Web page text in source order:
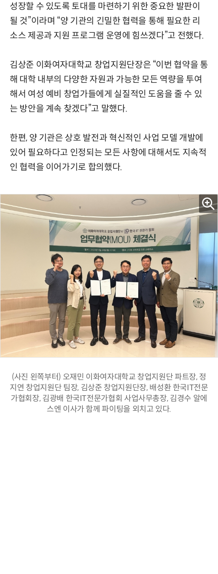
성장할 수 있도록 토대를 마련하기 위한 중요한 발판이
될 것”이라며 “양 기관의 긴밀한 협력을 통해 필요한 리
소스 제공과 지원 프로그램 운영에 힘쓰겠다”고 전했다.
김상준 이화여자대학교 창업지원단장은 “이번 협약을 통
해 대학 내부의 다양한 자원과 가능한 모든 역량을 투여
해서 여성 예비 창업가들에게 실질적인 도움을 줄 수 있
는 방안을 계속 찾겠다”고 말했다.
한편, 양 기관은 상호 발전과 혁신적인 사업 모델 개발에
있어 필요하다고 인정되는 모든 사항에 대해서도 지속적
인 협력을 이어가기로 합의했다.
(사진 왼쪽부터) 오재민 이화여자대학교 창업지원단 파트장, 정
지연 창업지원단 팀장, 김상준 창업지원단장, 배성환 한국IT전문
가협회장, 김광배 한국IT전문가협회 사업사무총장, 김경수 알에
스엔 이사가 함께 파이팅을 외치고 있다.